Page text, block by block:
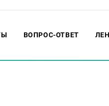
ВОПРОС-ОТВЕТ